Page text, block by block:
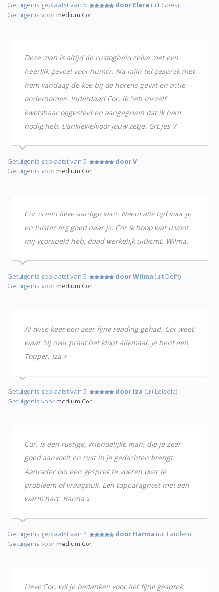
Getuigenis geplaatst van 5 door Elara (uit Goes)
Getuigenis voormedium Cor
Deze man is altijd de rustogheid zelve met een
heerlijk gevoel voor humor. Na mijn tel gesprek met
hem vandaag de koe bij de horens gevat en actie
ondernomen. Inderdaad Cor, ik heb mezelf
kwetsbaar opgesteld en aangegeven dat ik hem
nodig heb. Dankjewelvoor jouw zetje. Grt.jes V
Getuigenis geplaatst van 5
door V
Getuigenis voormedium Cor
Cor is een lieve aardige vent. Neem alle tijd voor je
en luister erg goed naar je. Cor ik hoop wat u voor
mij voorspeld heb, daad werkelijk uitkomt. Wilma.
Getuigenis geplaatst van 5 door Wilma (uit Delft)
Getuigenis voormedium Cor
Al twee keer een zeer fijne reading gehad. Cor weet
waar hij over praat het klopt allemaal. Je bent een
Topper, Iza x
Getuigenis geplaatst van 5 door Iza (uit Leisele)
Getuigenis voormedium Cor
Cor, is een rustige, vriendelijke man, die je zeer
goed aanvoelt en rust in je gedachten brengt.
Aanrader om een gesprek te voeren over je
probleem of vraagstuk. Een topparagnost met een
warm hart. Hanna x
Getuigenis geplaatst van 4 door Hanna (uit Landen)
Getuigenis voormedium Cor
Lieve Cor, wil je bedanken voor het fijne gesprek.